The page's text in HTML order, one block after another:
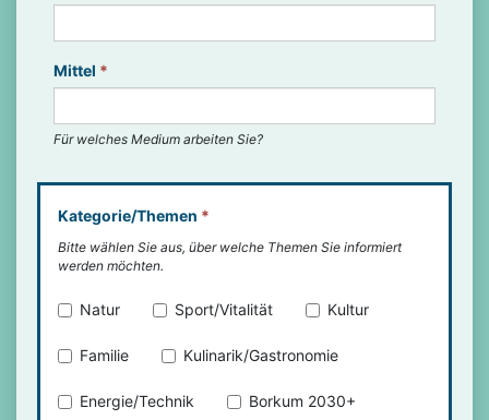
Mittel *
Für welches Medium arbeiten Sie?
Kategorie/Themen *
Bitte wählen Sie aus, über welche Themen Sie informiert
werden möchten.
Natur Sport/Vitalität Kultur
Familie Kulinarik/Gastronomie
Energie/Technik Borkum 2030+